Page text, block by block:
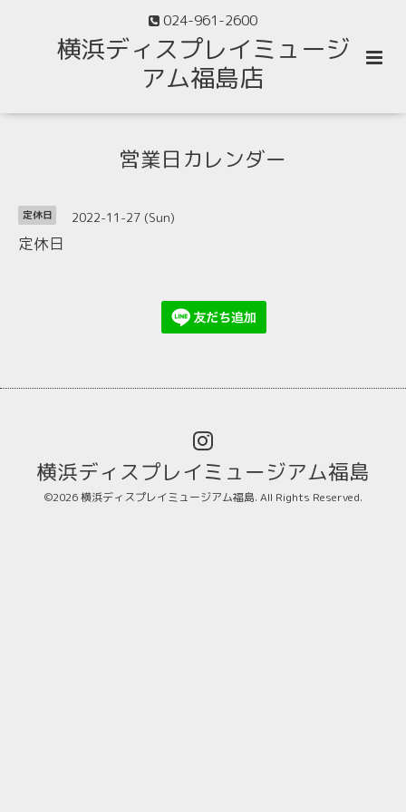
024-961-2600
横浜ディスプレイミュージ
アム福島店
営業日カレンダー
定休日 2022-11-27 (Sun)
定休日
横浜ディスプレイミュージアム福島
©2026横浜ディスプレイミュージアム福島. All Rights Reserved.